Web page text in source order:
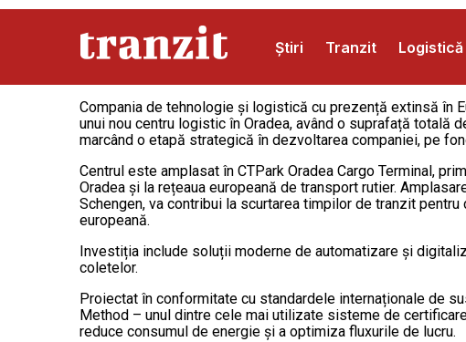
Știri Tranzit Logistică
Abonamente Publicitate Contact
Compania de tehnologie și logistică cu prezență extinsă în
unui nou centru logistic în Oradea, având o suprafață
marcând o etapă strategică în dezvoltarea companiei, pe
Centrul este amplasat în CTPark Oradea Cargo Terminal,
Oradea și la rețeaua europeană de transport rutier.
Schengen, va contribui la scurtarea timpilor de tranzit
europeană.
Investiția include soluții moderne de automatizare și
coletelor.
Proiectat în conformitate cu standardele internaționale de
Method – unul dintre cele mai utilizate sisteme de
reduce consumul de energie și a optimiza fluxurile de lucru.